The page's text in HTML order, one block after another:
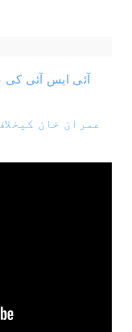
آئی ایس آئی کی
عمران خان